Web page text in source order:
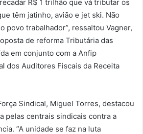
R$ 1 trilhão que vá tributar os
têm jatinho, avião e jet ski. Não
povo trabalhador”, ressaltou Vagner,
de reforma Tributária das
em conjunto com a Anfip
dos Auditores Fiscais da Receita
Sindical, Miguel Torres, destacou
pelas centrais sindicais contra a
“A unidade se faz na luta